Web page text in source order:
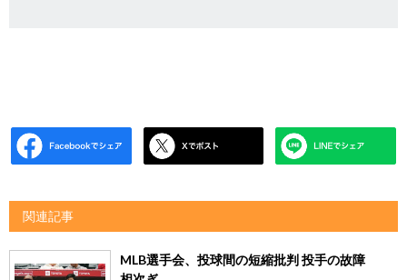
関連記事
MLB選手会、投球間の短縮批判 投手の故障